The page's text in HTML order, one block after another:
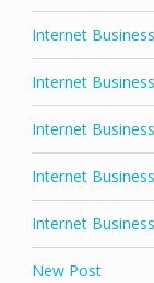
Internet
Internet
Internet
Internet
Internet
New Post